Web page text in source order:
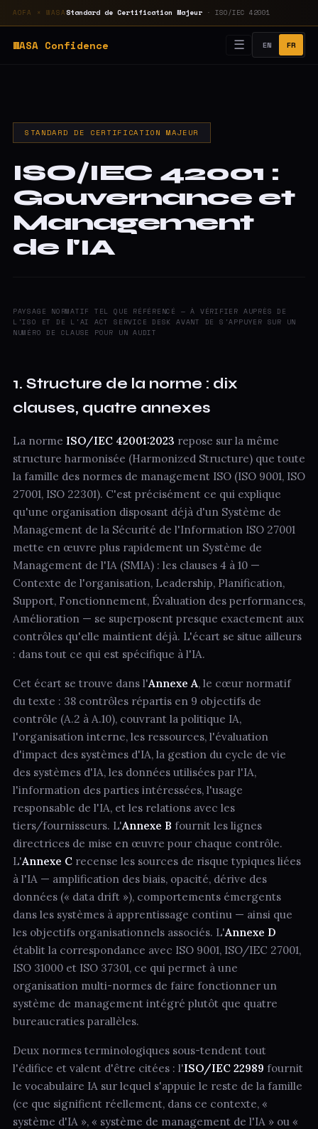
AOFA × WASAStandard de Certification Majeur· ISO/IEC 42001
WASA Confidence ☰ EN FR
STANDARD DE CERTIFICATION MAJEUR
ISO/IEC 42001 :
Gouvernance et
Management
de l'IA
PAYSAGE NORMATIF TEL QUE RÉFÉRENCÉ — À VÉRIFIER AUPRÈS DE
L'ISO ET DE L'AI ACT SERVICE DESK AVANT DE S'APPUYER SUR UN
NUMÉRO DE CLAUSE POUR UN AUDIT
1. Structure de la norme : dix
clauses, quatre annexes
La norme ISO/IEC 42001:2023 repose sur la même
structure harmonisée (Harmonized Structure) que toute
la famille des normes de management ISO (ISO 9001, ISO
27001, ISO 22301). C'est précisément ce qui explique
qu'une organisation disposant déjà d'un Système de
Management de la Sécurité de l'Information ISO 27001
mette en œuvre plus rapidement un Système de
Management de l'IA (SMIA) : les clauses 4 à 10 —
Contexte de l'organisation, Leadership, Planification,
Support, Fonctionnement, Évaluation des performances,
Amélioration — se superposent presque exactement aux
contrôles qu'elle maintient déjà. L'écart se situe ailleurs
: dans tout ce qui est spécifique à l'IA.
Cet écart se trouve dans l'Annexe A, le cœur normatif
du texte : 38 contrôles répartis en 9 objectifs de
contrôle (A.2 à A.10), couvrant la politique IA,
l'organisation interne, les ressources, l'évaluation
d'impact des systèmes d'IA, la gestion du cycle de vie
des systèmes d'IA, les données utilisées par l'IA,
l'information des parties intéressées, l'usage
responsable de l'IA, et les relations avec les
tiers/fournisseurs. L'Annexe B fournit les lignes
directrices de mise en œuvre pour chaque contrôle.
L'Annexe Crecense les sources de risque typiques liées
à l'IA — amplification des biais, opacité, dérive des
données (« data drift »), comportements émergents
dans les systèmes à apprentissage continu — ainsi que
les objectifs organisationnels associés. L'Annexe D
établit la correspondance avec ISO 9001, ISO/IEC 27001,
ISO 31000 et ISO 37301, ce qui permet à une
organisation multi-normes de faire fonctionner un
système de management intégré plutôt que quatre
bureaucraties parallèles.
Deux normes terminologiques sous-tendent tout
l'édifice et valent d'être citées : l'ISO/IEC 22989 fournit
le vocabulaire IA sur lequel s'appuie le reste de la famille
(ce que signifient réellement, dans ce contexte, «
système d'IA », « système de management de l'IA » ou «